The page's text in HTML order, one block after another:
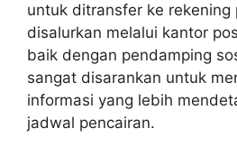
untuk ditransfer ke rekening
disalurkan melalui kantor
baik dengan pendamping
sangat disarankan untuk
informasi yang lebih
jadwal pencairan.